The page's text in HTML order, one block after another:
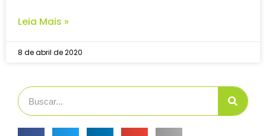
Leia Mais »
8 de abril de 2020